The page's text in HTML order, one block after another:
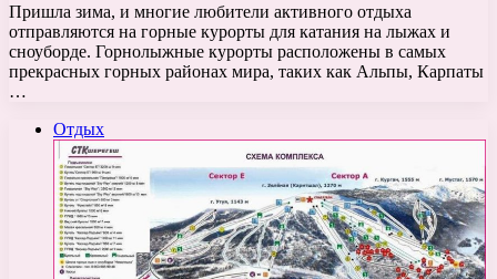
Пришла зима, и многие любители активного отдыха
отправляются на горные курорты для катания на лыжах и
сноуборде. Горнолыжные курорты расположены в самых
прекрасных горных районах мира, таких как Альпы, Карпаты
…
Отдых